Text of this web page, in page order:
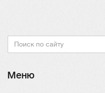
Поиск
Меню